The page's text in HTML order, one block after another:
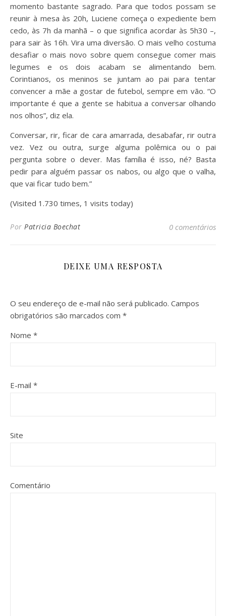
momento bastante sagrado. Para que todos possam se
reunir à mesa às 20h, Luciene começa o expediente bem
cedo, às 7h da manhã – o que significa acordar às 5h30 –,
para sair às 16h. Vira uma diversão. O mais velho costuma
desafiar o mais novo sobre quem consegue comer mais
legumes e os dois acabam se alimentando bem.
Corintianos, os meninos se juntam ao pai para tentar
convencer a mãe a gostar de futebol, sempre em vão. “O
importante é que a gente se habitua a conversar olhando
nos olhos”, diz ela.
Conversar, rir, ficar de cara amarrada, desabafar, rir outra
vez. Vez ou outra, surge alguma polêmica ou o pai
pergunta sobre o dever. Mas família é isso, né? Basta
pedir para alguém passar os nabos, ou algo que o valha,
que vai ficar tudo bem.”
(Visited 1.730 times, 1 visits today)
Por Patricia Boechat 0 comentários
DEIXE UMA RESPOSTA
O seu endereço de e-mail não será publicado. Campos
obrigatórios são marcados com *
Nome *
E-mail *
Site
Comentário